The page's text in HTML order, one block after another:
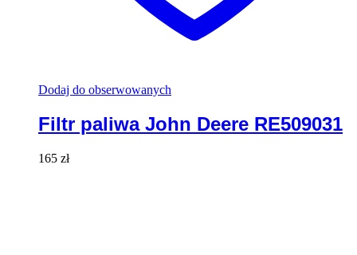
Dodaj do obserwowanych
Filtr paliwa John Deere RE509031
165 zł